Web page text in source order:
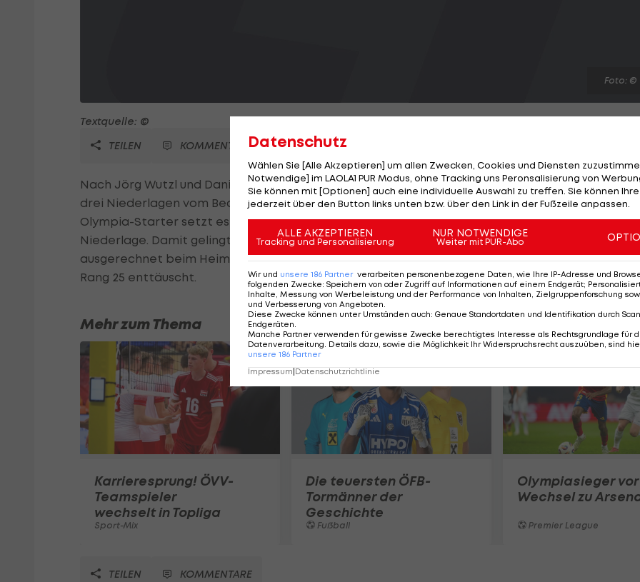
Foto: ©
Textquelle: ©
TEILEN
KOMMENTARE
Nach Jörg Wutzl und Daniel Müllner müssen sich auch Clemens Doppler und Alexander Horst
drei Niederlagen vom Beachvolleyball-Turnier in Klagenfurt verabschieden. Für Österreichs
Olympia-Starter setzt es gegen das brasilianische Duo Marcio/Pedro (7) eine glatte 17:21, 16:21-
Niederlage. Damit gelingt in drei Spielen kein Satzgewinn. "Es tut uns extrem leid, dass wir
ausgerechnet beim Heimturnier die schlechteste Leistung in diesem Jahr bringen", ist Horst
Rang 25 enttäuscht.
Mehr zum Thema
Karrieresprung! ÖVV-
Teamspieler
wechselt in Topliga
Sport-Mix
Die teuersten ÖFB-
Tormänner der
Geschichte
Fußball
Olympiasieger vor
Wechsel zu
Premier League
TEILEN KOMMENTARE
Datenschutz
Wählen Sie [Alle Akzeptieren] um allen Zwecken, Cookies und Diensten
Notwendige] im LAOLA1 PUR Modus, ohne Tracking uns Peronsalisierung von
Sie können mit [Optionen] auch eine individuelle Auswahl zu treffen. Sie können
jederzeit über den Button links unten bzw. über den Link in der Fußzeile anpassen.
ALLE AKZEPTIEREN
Tracking und Personalisierung
NUR NOTWENDIGE
Weiter mit PUR-Abo
Wir und unsere 186 Partner verarbeiten personenbezogene Daten, wie Ihre IP-Adresse und
folgenden Zwecke: Speichern von oder Zugriff auf Informationen auf einem Endgerät;
Inhalte, Messung von Werbeleistung und der Performance von Inhalten, Zielgruppenforschung
und Verbesserung von Angeboten
Diese Zwecke können unter Umständen auch: Genaue Standortdaten und Identifikation durch
Endgeräten
Manche Partner verwenden für gewisse Zwecke berechtigtes Interesse als Rechtsgrundlage für
Datenverarbeitung. Details dazu, sowie die Möglichkeit Ihr Widerspruchsrecht auszuüben, sind
unsere 186 Partner
Impressum|Datenschutzrichtlinie